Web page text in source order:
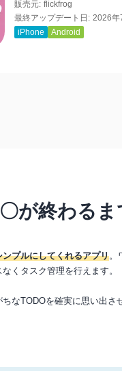
販売元: flickfrog
最終アップデート日: 2026年
iPhone
Android
が終わるま
プルにしてくれるアプリ。
くタスク管理を行えます。
なTODOを確実に思い出